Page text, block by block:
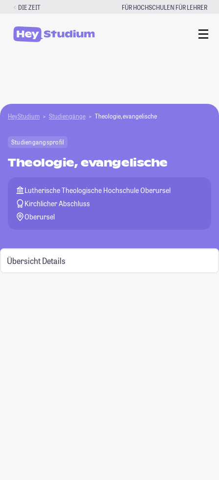
Zum
springen
DIE ZEIT FÜR HOCHSCHULEN|FÜR LEHRER
HeyStudium Studiengänge Theologie, evangelische
Studiengangsprofil
Theologie, evangelische
Lutherische Theologische Hochschule Oberursel
Kirchlicher Abschluss
Oberursel
Übersicht Details